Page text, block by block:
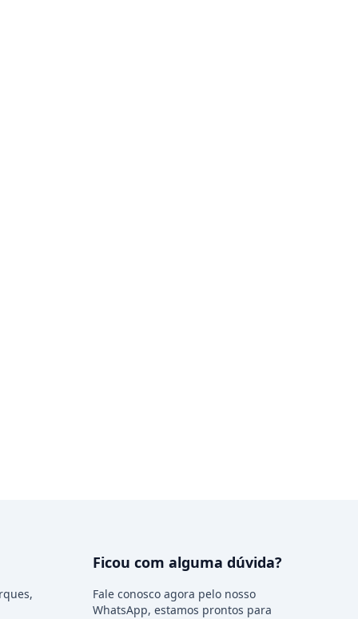
Ficou com alguma dúvida?
Fale conosco agora pelo nosso
WhatsApp, estamos prontos para